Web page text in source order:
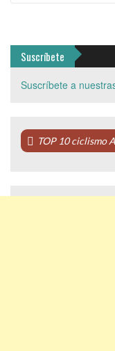
Suscríbete
Suscríbete a
TOP 10 ciclismo